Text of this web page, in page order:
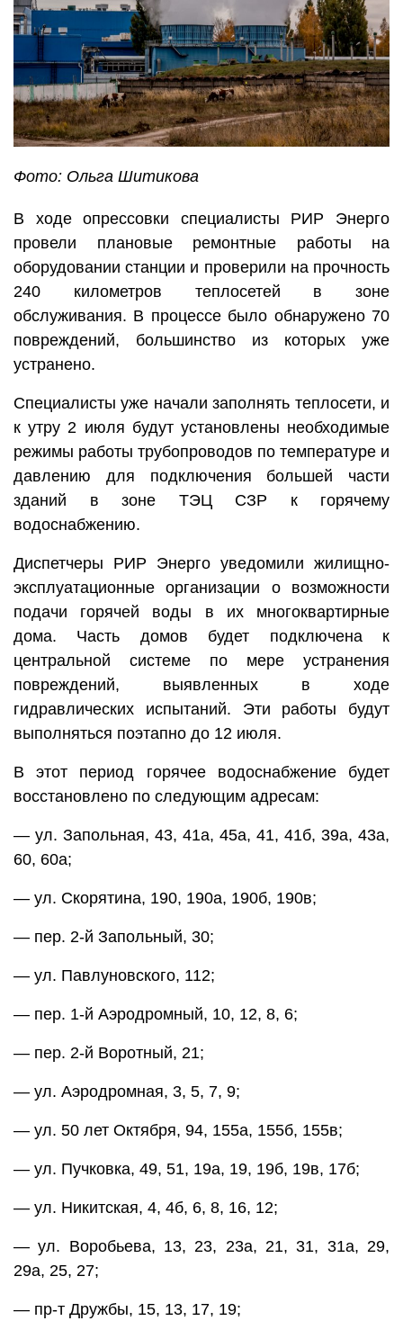
Фото: Ольга Шитикова
В ходе опрессовки специалисты РИР Энерго
провели плановые ремонтные работы на
оборудовании станции и проверили на прочность
240 километров теплосетей в зоне
обслуживания. В процессе было обнаружено 70
повреждений, большинство из которых уже
устранено.
Специалисты уже начали заполнять теплосети, и
к утру 2 июля будут установлены необходимые
режимы работы трубопроводов по температуре и
давлению для подключения большей части
зданий в зоне ТЭЦ СЗР к горячему
водоснабжению.
Диспетчеры РИР Энерго уведомили жилищно-
эксплуатационные организации о возможности
подачи горячей воды в их многоквартирные
дома. Часть домов будет подключена к
центральной системе по мере устранения
повреждений, выявленных в ходе
гидравлических испытаний. Эти работы будут
выполняться поэтапно до 12 июля.
В этот период горячее водоснабжение будет
восстановлено по следующим адресам:
— ул. Запольная, 43, 41а, 45а, 41, 41б, 39а, 43а,
60, 60а;
— ул. Скорятина, 190, 190а, 190б, 190в;
— пер. 2-й Запольный, 30;
— ул. Павлуновского, 112;
— пер. 1-й Аэродромный, 10, 12, 8, 6;
— пер. 2-й Воротный, 21;
— ул. Аэродромная, 3, 5, 7, 9;
— ул. 50 лет Октября, 94, 155а, 155б, 155в;
— ул. Пучковка, 49, 51, 19а, 19, 19б, 19в, 17б;
— ул. Никитская, 4, 4б, 6, 8, 16, 12;
— ул. Воробьева, 13, 23, 23а, 21, 31, 31а, 29,
29а, 25, 27;
— пр-т Дружбы, 15, 13, 17, 19;